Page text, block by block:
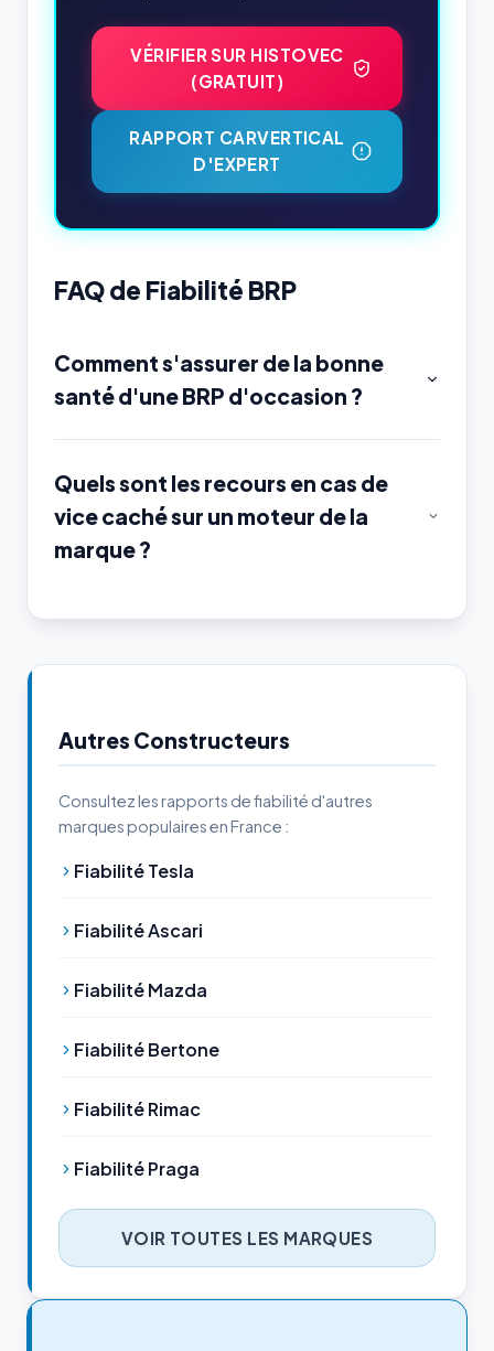
VÉRIFIER SUR HISTOVEC
(GRATUIT)
RAPPORT CARVERTICAL
D'EXPERT
FAQ de Fiabilité BRP
Comment s'assurer de la bonne
santé d'une BRP d'occasion ?
Quels sont les recours en cas de
vice caché sur un moteur de la
marque ?
Autres Constructeurs
Consultez les rapports de fiabilité d'autres
marques populaires en France :
Fiabilité Tesla
Fiabilité Ascari
Fiabilité Mazda
Fiabilité Bertone
Fiabilité Rimac
Fiabilité Praga
VOIR TOUTES LES MARQUES